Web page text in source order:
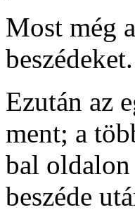
Most még
beszédeket.
Ezután az
ment; a
bal
beszéde